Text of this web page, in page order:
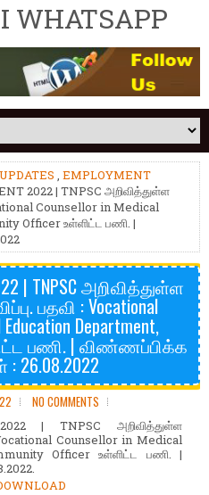
WHATSAPP
, EMPLOYMENT
2022 | TNPSC அறிவித்துள்ள
Counsellor in Medical
Officer உள்ளிட்ட பணி. |
| TNPSC அறிவித்துள்ள
பதவி : Vocational
Department,
பணி. | விண்ணப்பிக்க
26.08.2022
NO COMMENTS
| TNPSC அறிவித்துள்ள
Counsellor in Medical
Officer உள்ளிட்ட பணி. |